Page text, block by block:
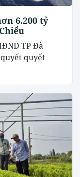
6.200 tỷ
TP Đà
quyết